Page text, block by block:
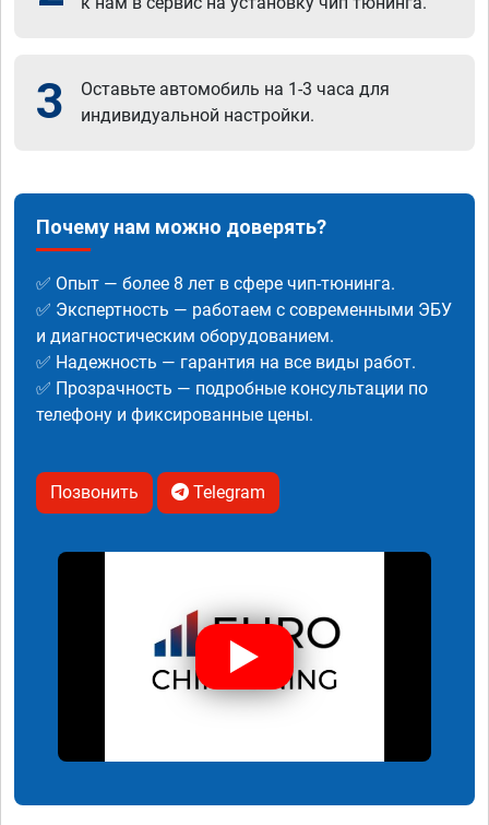
3
Оставьте автомобиль на 1-3 часа для
индивидуальной настройки.
Почему нам можно доверять?
✅ Опыт — более 8 лет в сфере чип-тюнинга.
✅ Экспертность — работаем с современными ЭБУ
и диагностическим оборудованием.
✅ Надежность — гарантия на все виды работ.
✅ Прозрачность — подробные консультации по
телефону и фиксированные цены.
Позвонить Telegram